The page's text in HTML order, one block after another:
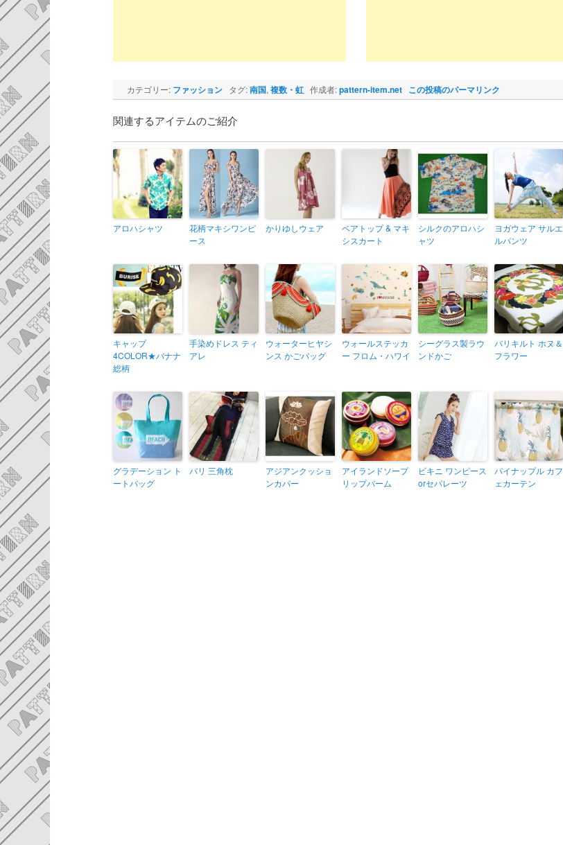
カテゴリー: ファッション タグ:南国,複数・虹 作成者:pattern-item.net この投稿のパーマリンク
関連するアイテムのご紹介
アロハシャツ
花柄マキシワンピ
ース
かりゆしウェア
ベアトップ & マキ
シスカート
シルクのアロハシ
ャツ
ヨガウェア サルエ
ルパンツ
キャップ
4COLOR★バナナ
総柄
手染めドレス ティ
アレ
ウォーターヒヤシ
ンス かごバッグ
ウォールステッカ
ー フロム・ハワイ
シーグラス製ラウ
ンドかご
バリキルト ホヌ＆
フラワー
グラデーション ト
ートバッグ
バリ 三角枕
アジアンクッショ
ンカバー
アイランドソープ
リップバーム
ビキニ ワンピース
orセパレーツ
パイナップル カフ
ェカーテン